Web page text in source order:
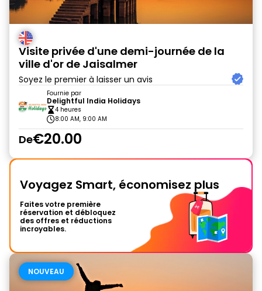
Visite privée d'une demi-journée de la
ville d'or de Jaisalmer
Soyez le premier à laisser un avis
Fournie par
Delightful India Holidays
4 heures
8:00 AM, 9:00 AM
De€20.00
Voyagez Smart, économisez plus
Faites votre première
réservation et débloquez
des offres et réductions
incroyables.
NOUVEAU